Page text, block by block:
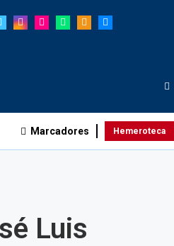
Marcadores Hemeroteca
Luis